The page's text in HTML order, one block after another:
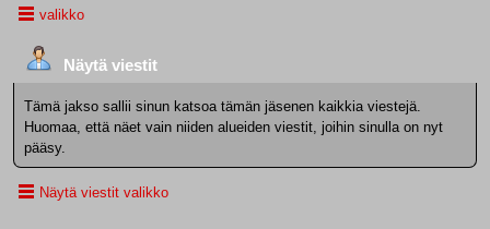
valikko
Näytä viestit
Tämä jakso sallii sinun katsoa tämän jäsenen kaikkia viestejä.
Huomaa, että näet vain niiden alueiden viestit, joihin sinulla on nyt
pääsy.
Näytä viestit valikko